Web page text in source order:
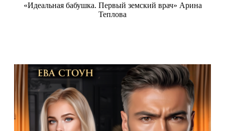
«Идеальная бабушка. Первый земский врач» Арина
Теплова